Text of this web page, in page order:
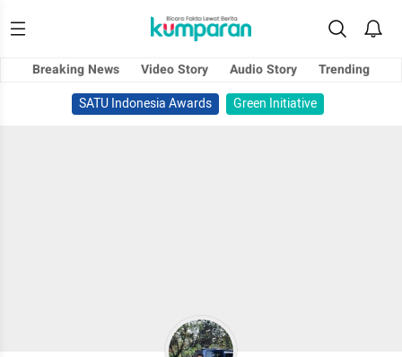
Breaking News Video Story Audio Story
Trending
SATU Indonesia Awards
Green Initiative